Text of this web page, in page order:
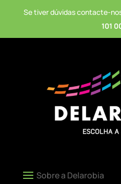
Se tiver dúvidas contacte-
101